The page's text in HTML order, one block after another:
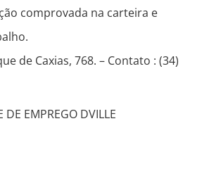
comprovada na carteira e
de Caxias, 768. – Contato : (34)
DE EMPREGO DVILLE